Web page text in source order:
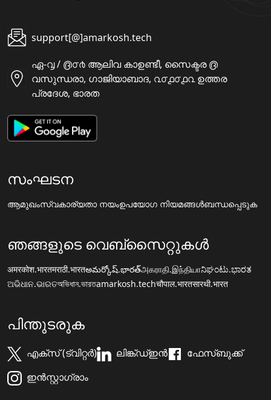
support[@]amarkosh.tech
ഏ-൮ / ൫൦൪ ആലിവ കാഉണ്ടീ, സൈക്ടര ൫
വസുന്ധരാ, ഗാജിയാബാദ, ൨൦൧൦൧൨ ഉത്തര
പ്രദേശ, ഭാരത
സംഘടന
ആമുഖംസ്വകാര്യതാ നയംഉപയോഗ നിയമങ്ങൾബന്ധപ്പെടുക
ഞങ്ങളുടെ വെബ്സൈറ്റുകൾ
अमरकोश.भारतमराठी.भारतఅమర్కోష్.భారత్அகராதி.இந்தியாನಿಘಂಟು.ಭಾರತ
ଅଭିଧାନ.ଭାରତঅভিধান.ভারতamarkosh.techचौपाल.भारतसारथी.भारत
പിന്തുടരുക
എക്സ് (ട്വിറ്റർ) ലിങ്ക്ഡ്ഇൻ
ഫേസ്ബുക്ക്
ഇൻസ്റ്റാഗ്രാം